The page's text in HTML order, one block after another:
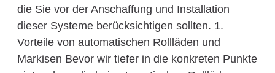
die Sie vor der Anschaffung und Installation
dieser Systeme berücksichtigen sollten. 1.
Vorteile von automatischen Rollläden und
Markisen Bevor wir tiefer in die konkreten Punkte